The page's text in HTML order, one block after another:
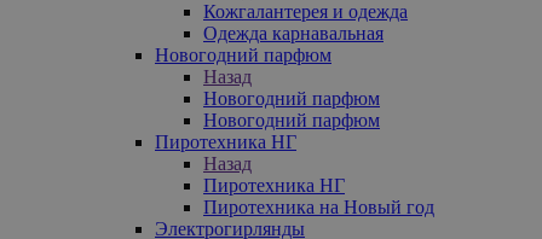
Кожгалантерея и одежда
Одежда карнавальная
Новогодний парфюм
Назад
Новогодний парфюм
Новогодний парфюм
Пиротехника НГ
Назад
Пиротехника НГ
Пиротехника на Новый год
Электрогирлянды